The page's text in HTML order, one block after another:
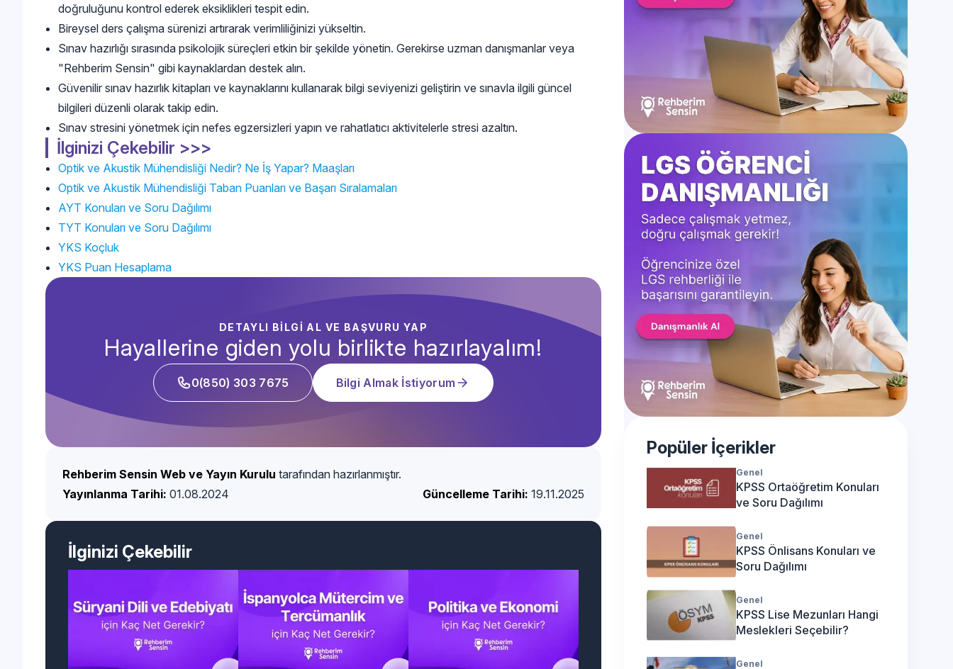
doğruluğunu kontrol ederek eksiklikleri tespit edin.
Bireysel ders çalışma sürenizi artırarak verimliliğinizi yükseltin.
Sınav hazırlığı sırasında psikolojik süreçleri etkin bir şekilde yönetin. Gerekirse uzman danışmanlar veya
"Rehberim Sensin" gibi kaynaklardan destek alın.
Güvenilir sınav hazırlık kitapları ve kaynaklarını kullanarak bilgi seviyenizi geliştirin ve sınavla ilgili güncel
bilgileri düzenli olarak takip edin.
Sınav stresini yönetmek için nefes egzersizleri yapın ve rahatlatıcı aktivitelerle stresi azaltın.
İlginizi Çekebilir >>>
Optik ve Akustik Mühendisliği Nedir? Ne İş Yapar? Maaşları
Optik ve Akustik Mühendisliği Taban Puanları ve Başarı Sıralamaları
AYT Konuları ve Soru Dağılımı
TYT Konuları ve Soru Dağılımı
YKS Koçluk
YKS Puan Hesaplama
DETAYLI BİLGİ AL VE BAŞVURU YAP
Hayallerine giden yolu birlikte hazırlayalım!
0(850) 303 7675 Bilgi Almak İstiyorum
Rehberim Sensin Web ve Yayın Kurulu tarafından hazırlanmıştır.
Yayınlanma Tarihi: 01.08.2024 Güncelleme Tarihi: 19.11.2025
İlginizi Çekebilir
Popüler İçerikler
Genel
KPSS Ortaöğretim Konuları
ve Soru Dağılımı
Genel
KPSS Önlisans Konuları ve
Soru Dağılımı
Genel
KPSS Lise Mezunları Hangi
Meslekleri Seçebilir?
Genel